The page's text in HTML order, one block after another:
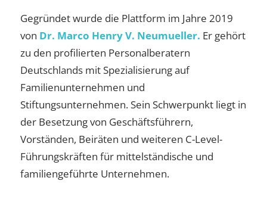
Gegründet wurde die Plattform im Jahre 2019
von Dr. Marco Henry V. Neumueller. Er gehört
zu den profilierten Personalberatern
Deutschlands mit Spezialisierung auf
Familienunternehmen und
Stiftungsunternehmen. Sein Schwerpunkt liegt in
der Besetzung von Geschäftsführern,
Vorständen, Beiräten und weiteren C-Level-
Führungskräften für mittelständische und
familiengeführte Unternehmen.